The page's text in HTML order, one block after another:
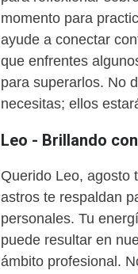
momento para
ayude a conectar
que enfrentes
para superarlos. No
necesitas; ellos
Leo - Brillando
Querido Leo, agosto
astros te respaldan
personales. Tu
puede resultar en
ámbito profesional.